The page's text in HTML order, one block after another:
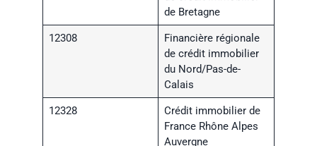
de Bretagne
12308
Financière régionale
de crédit immobilier
du Nord/Pas-de-
Calais
12328
Crédit immobilier de
France Rhône Alpes
Auvergne